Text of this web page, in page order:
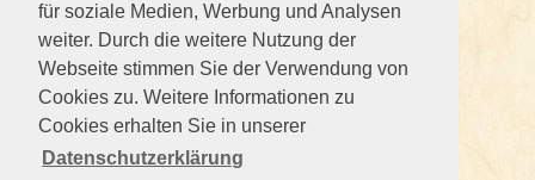
für soziale Medien, Werbung und Analysen
weiter. Durch die weitere Nutzung der
Webseite stimmen Sie der Verwendung von
Cookies zu. Weitere Informationen zu
Cookies erhalten Sie in unserer
Datenschutzerklärung